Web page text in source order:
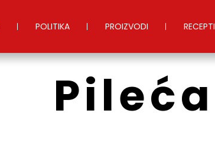
POLITIKA PROIZVODI RECEPTI
Pileća